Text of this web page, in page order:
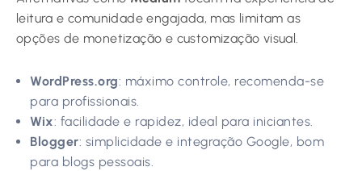
leitura e comunidade engajada, mas limitam as
opções de monetização e customização visual.
WordPress.org: máximo controle, recomenda-se
para profissionais.
Wix: facilidade e rapidez, ideal para iniciantes.
Blogger: simplicidade e integração Google, bom
para blogs pessoais.